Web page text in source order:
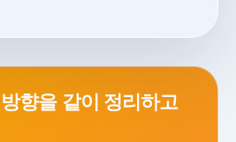
향을 같이 정리하고